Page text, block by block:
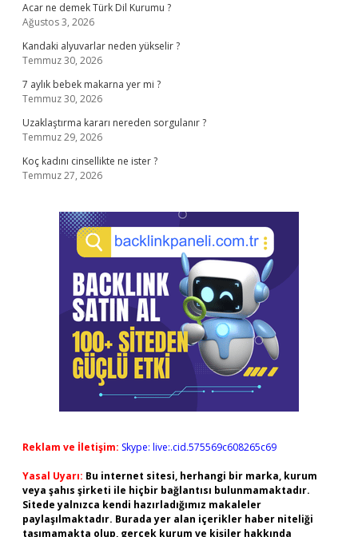
Acar ne demek Türk Dil Kurumu ?
Ağustos 3, 2026
Kandaki alyuvarlar neden yükselir ?
Temmuz 30, 2026
7 aylık bebek makarna yer mi ?
Temmuz 30, 2026
Uzaklaştırma kararı nereden sorgulanır ?
Temmuz 29, 2026
Koç kadını cinsellikte ne ister ?
Temmuz 27, 2026
Reklam ve İletişim: Skype: live:.cid.575569c608265c69
Yasal Uyarı: Bu internet sitesi, herhangi bir marka, kurum
veya şahıs şirketi ile hiçbir bağlantısı bulunmamaktadır.
Sitede yalnızca kendi hazırladığımız makaleler
paylaşılmaktadır. Burada yer alan içerikler haber niteliği
taşımamakta olup, gerçek kurum ve kişiler hakkında